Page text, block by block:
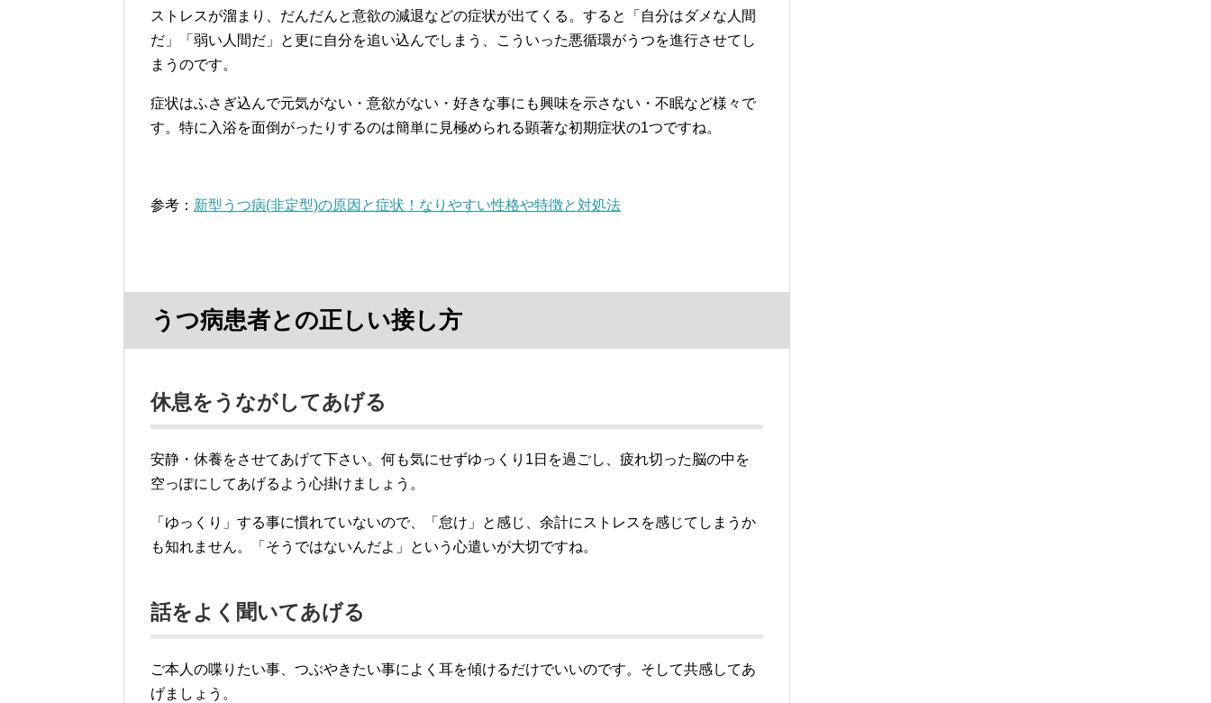
ストレスが溜まり、だんだんと意欲の減退などの症状が出てくる。すると「自分はダメな人間
だ」「弱い人間だ」と更に自分を追い込んでしまう、こういった悪循環がうつを進行させてし
まうのです。
症状はふさぎ込んで元気がない・意欲がない・好きな事にも興味を示さない・不眠など様々で
す。特に入浴を面倒がったりするのは簡単に見極められる顕著な初期症状の1つですね。
参考： 新型うつ病(非定型)の原因と症状！なりやすい性格や特徴と対処法
うつ病患者との正しい接し方
休息をうながしてあげる
安静・休養をさせてあげて下さい。何も気にせずゆっくり1日を過ごし、疲れ切った脳の中を
空っぽにしてあげるよう心掛けましょう。
「ゆっくり」する事に慣れていないので、「怠け」と感じ、余計にストレスを感じてしまうか
も知れません。「そうではないんだよ」という心遣いが大切ですね。
話をよく聞いてあげる
ご本人の喋りたい事、つぶやきたい事によく耳を傾けるだけでいいのです。そして共感してあ
げましょう。